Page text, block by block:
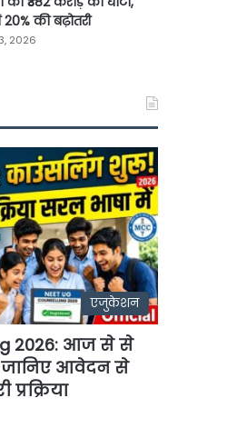
की बढ़ोतरी
2026
एजुकेशन
2026: आज से से
जानिए आवेदन से